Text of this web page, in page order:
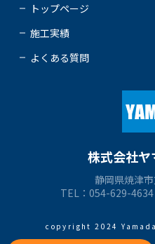
トップページ
施工実績
よくある質問
株式会社ヤ
静岡県焼津
TEL：054-629-
copyright 2024